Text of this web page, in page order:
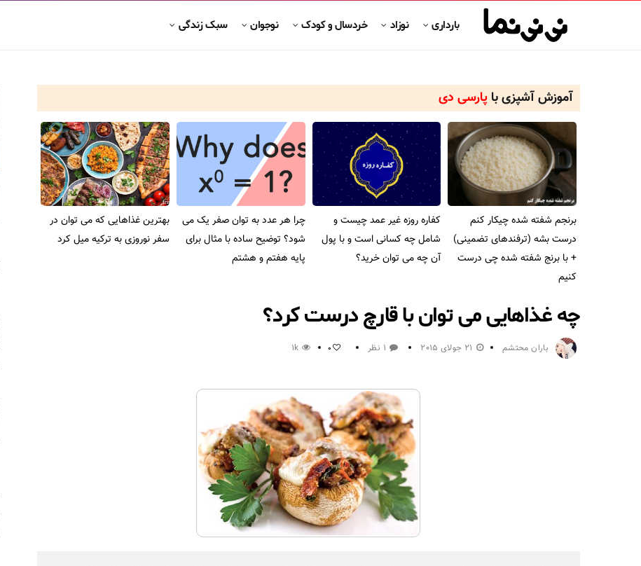
بارداری نوزاد خردسال و کودک نوجوان سبک زندگی
آموزش آشپزی با پارسی دی
برنجم شفته شده چیکار کنم
درست بشه (ترفندهای تضمینی)
+ با برنج شفته شده چی درست
کنیم
کفاره روزه غیر عمد چیست و
شامل چه کسانی است و با پول
آن چه می توان خرید؟
چرا هر عدد به توان صفر یک می
شود؟ توضیح ساده با مثال برای
پایه هفتم و هشتم
بهترین غذاهایی که می توان در
سفر نوروزی به ترکیه میل کرد
چه غذاهایی می توان با قارچ درست کرد؟
باران محتشم 21 جولای 2015 1 نظر 0
1k